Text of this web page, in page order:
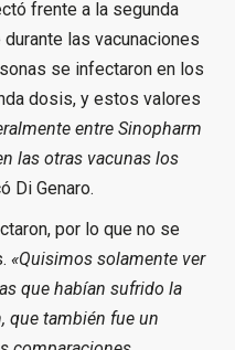
frente a la segunda
las vacunaciones
se infectaron en los
dosis, y estos valores
entre Sinopharm
las otras vacunas los
Di Genaro.
por lo que no se
«Quisimos solamente ver
que habían sufrido la
que también fue un